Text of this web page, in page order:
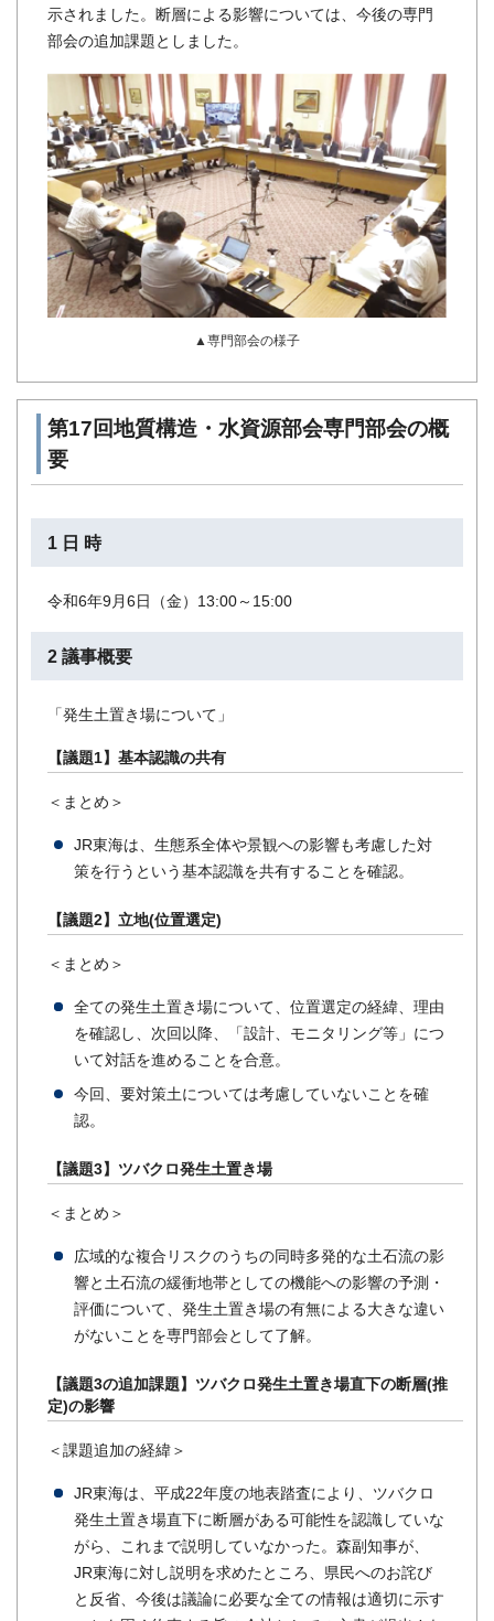
示されました。断層による影響については、今後の専門
部会の追加課題としました。
▲専門部会の様子
第17回地質構造・水資源部会専門部会の概
要
1 日 時
令和6年9月6日（金）13:00～15:00
2 議事概要
「発生土置き場について」
【議題1】基本認識の共有
＜まとめ＞
JR東海は、生態系全体や景観への影響も考慮した対
策を行うという基本認識を共有することを確認。
【議題2】立地(位置選定)
＜まとめ＞
全ての発生土置き場について、位置選定の経緯、理由
を確認し、次回以降、「設計、モニタリング等」につ
いて対話を進めることを合意。
今回、要対策土については考慮していないことを確
認。
【議題3】ツバクロ発生土置き場
＜まとめ＞
広域的な複合リスクのうちの同時多発的な土石流の影
響と土石流の緩衝地帯としての機能への影響の予測・
評価について、発生土置き場の有無による大きな違い
がないことを専門部会として了解。
【議題3の追加課題】ツバクロ発生土置き場直下の断層(推
定)の影響
＜課題追加の経緯＞
JR東海は、平成22年度の地表踏査により、ツバクロ
発生土置き場直下に断層がある可能性を認識していな
がら、これまで説明していなかった。森副知事が、
JR東海に対し説明を求めたところ、県民へのお詫び
と反省、今後は議論に必要な全ての情報は適切に示す